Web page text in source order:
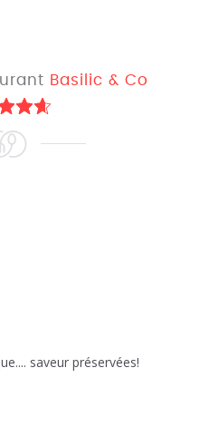
Basilic & Co
saveur préservées!